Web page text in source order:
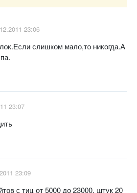
23:06
слишком мало,то никогда.А
23:07
23:09
с тиц от 5000 до 23000, штук 20